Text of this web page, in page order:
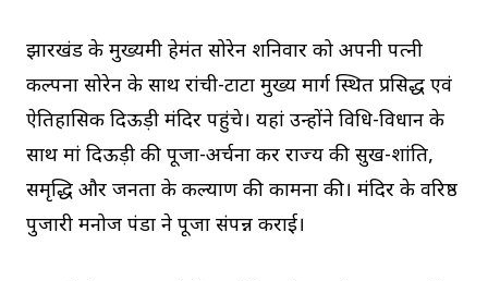
झारखंड के मुख्यमंत्री हेमंत सोरेन शनिवार को अपनी पत्नी
कल्पना सोरेन के साथ रांची-टाटा मुख्य मार्ग स्थित प्रसिद्ध एवं
ऐतिहासिक दिऊड़ी मंदिर पहुंचे। यहां उन्होंने विधि-विधान के
साथ मां दिऊड़ी की पूजा-अर्चना कर राज्य की सुख-शांति,
समृद्धि और जनता के कल्याण की कामना की। मंदिर के वरिष्ठ
पुजारी मनोज पंडा ने पूजा संपन्न कराई।